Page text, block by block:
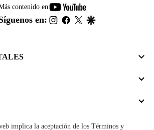
contenido en
youtube-
footer
en: instagram
facebook
twitter
implica la aceptación de los Términos y